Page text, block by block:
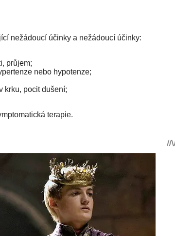
nežádoucí účinky a nežádoucí účinky:
průjem;
nebo hypotenze;
krku, pocit dušení;
terapie.